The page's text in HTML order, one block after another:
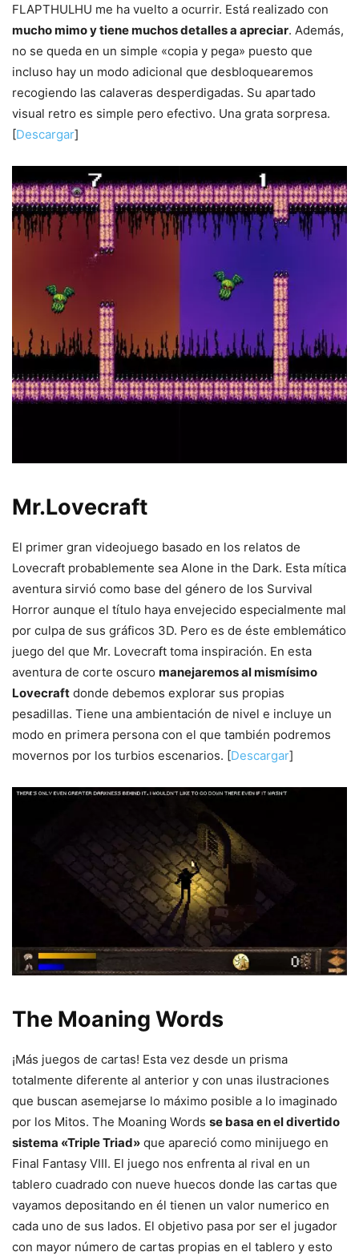
FLAPTHULHU me ha vuelto a ocurrir. Está realizado con
mucho mimo y tiene muchos detalles a apreciar. Además,
no se queda en un simple «copia y pega» puesto que
incluso hay un modo adicional que desbloquearemos
recogiendo las calaveras desperdigadas. Su apartado
visual retro es simple pero efectivo. Una grata sorpresa.
[Descargar]
Mr.Lovecraft
El primer gran videojuego basado en los relatos de
Lovecraft probablemente sea Alone in the Dark. Esta mítica
aventura sirvió como base del género de los Survival
Horror aunque el título haya envejecido especialmente mal
por culpa de sus gráficos 3D. Pero es de éste emblemático
juego del que Mr. Lovecraft toma inspiración. En esta
aventura de corte oscuro manejaremos al mismísimo
Lovecraft donde debemos explorar sus propias
pesadillas. Tiene una ambientación de nivel e incluye un
modo en primera persona con el que también podremos
movernos por los turbios escenarios. [Descargar]
The Moaning Words
¡Más juegos de cartas! Esta vez desde un prisma
totalmente diferente al anterior y con unas ilustraciones
que buscan asemejarse lo máximo posible a lo imaginado
por los Mitos. The Moaning Words se basa en el divertido
sistema «Triple Triad» que apareció como minijuego en
Final Fantasy VIII. El juego nos enfrenta al rival en un
tablero cuadrado con nueve huecos donde las cartas que
vayamos depositando en él tienen un valor numerico en
cada uno de sus lados. El objetivo pasa por ser el jugador
con mayor número de cartas propias en el tablero y esto